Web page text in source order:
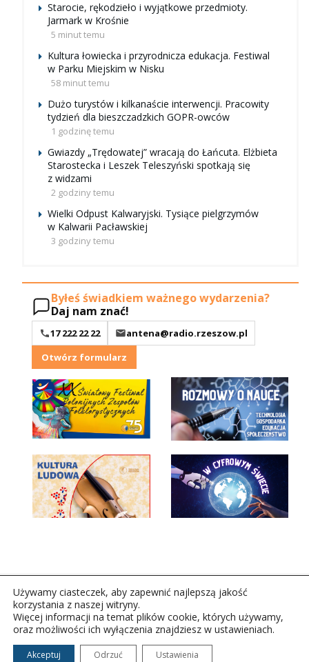
Starocie, rękodzieło i wyjątkowe przedmioty.
Jarmark w Krośnie
5 minut temu
Kultura łowiecka i przyrodnicza edukacja. Festiwal
w Parku Miejskim w Nisku
58 minut temu
Dużo turystów i kilkanaście interwencji. Pracowity
tydzień dla bieszczadzkich GOPR-owców
1 godzinę temu
Gwiazdy „Trędowatej” wracają do Łańcuta. Elżbieta
Starostecka i Leszek Teleszyński spotkają się
z widzami
2 godziny temu
Wielki Odpust Kalwaryjski. Tysiące pielgrzymów
w Kalwarii Pacławskiej
3 godziny temu
Byłeś świadkiem ważnego wydarzenia?
Daj nam znać!
17 222 22 22
antena@radio.rzeszow.pl
Otwórz formularz
Copyright © 2026Polskie Radio Rzeszów S.A. w likwidacj.
Wszelkie prawa zastrzeżone.
Używamy ciasteczek, aby zapewnić najlepszą jakość
korzystania z naszej witryny.
Więcej informacji na temat plików cookie, których używamy,
oraz możliwości ich wyłączenia znajdziesz w ustawieniach.
Akceptuj Odrzuć Ustawienia